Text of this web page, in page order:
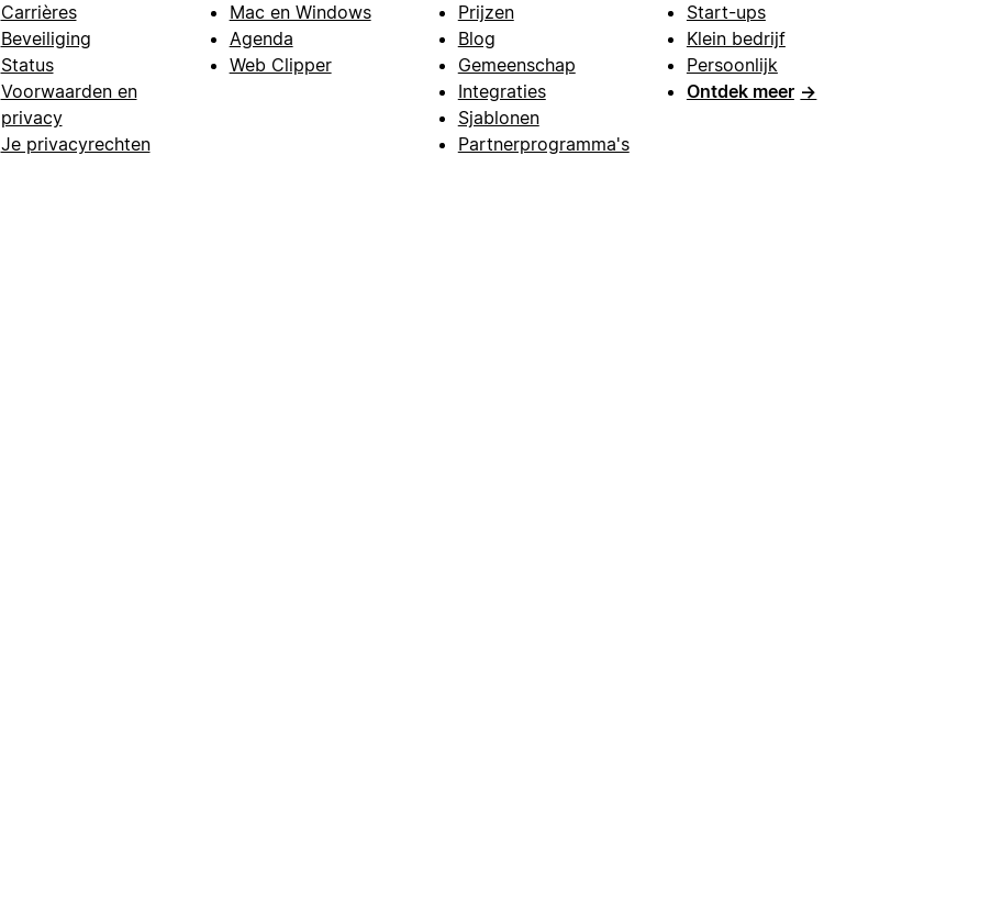
Carrières
Beveiliging
Status
Voorwaarden en
privacy
Je privacyrechten
Mac en Windows
Agenda
Web Clipper
Prijzen
Blog
Gemeenschap
Integraties
Sjablonen
Partnerprogramma's
Start-ups
Klein bedrijf
Persoonlijk
Ontdek meer →